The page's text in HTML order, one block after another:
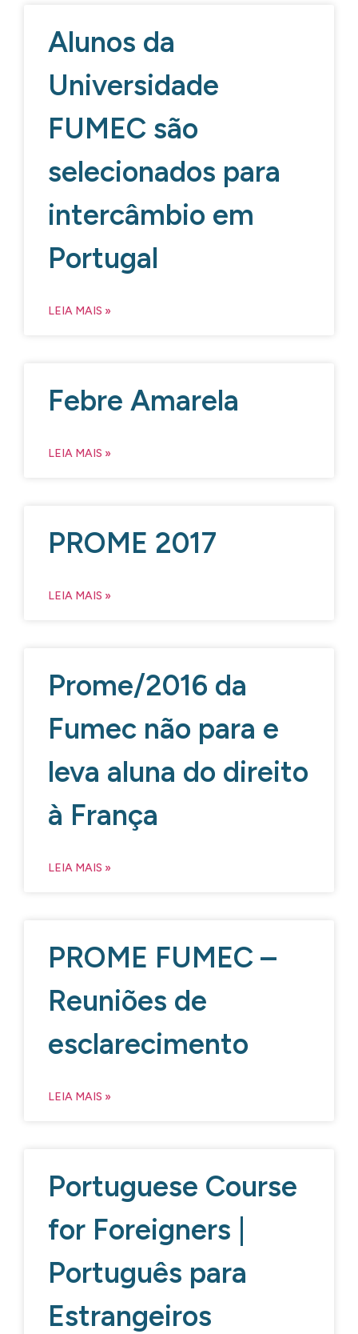
Alunos da
Universidade
FUMEC são
selecionados para
intercâmbio em
Portugal
LEIA MAIS »
Febre Amarela
LEIA MAIS »
PROME 2017
LEIA MAIS »
Prome/2016 da
Fumec não para e
leva aluna do direito
à França
LEIA MAIS »
PROME FUMEC –
Reuniões de
esclarecimento
LEIA MAIS »
Portuguese Course
for Foreigners |
Português para
Estrangeiros